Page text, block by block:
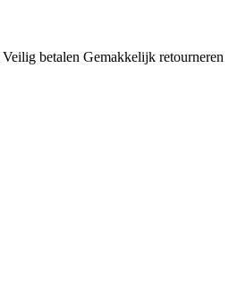
Veilig betalen Gemakkelijk retourneren